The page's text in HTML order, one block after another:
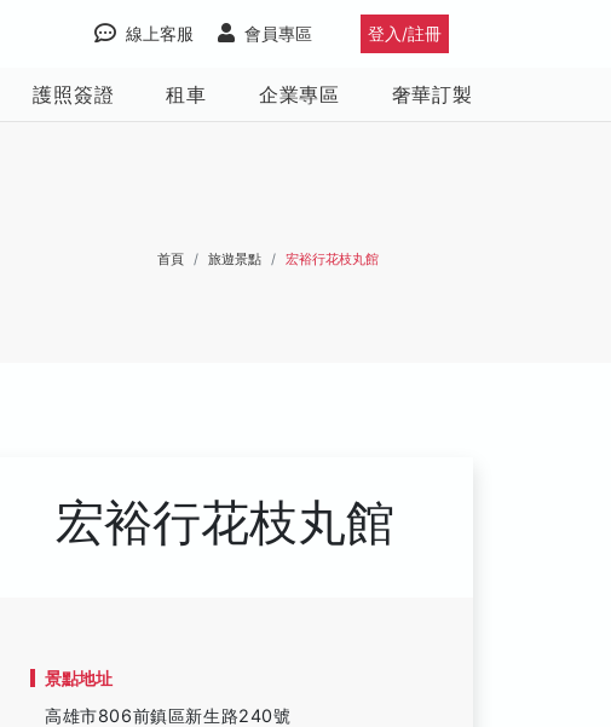
登入/註冊
會員專區
線上客服
護照簽證 租車 企業專區 奢華訂製
首頁 旅遊景點 宏裕行花枝丸館
宏裕行花枝丸館
景點地址
高雄市806前鎮區新生路240號